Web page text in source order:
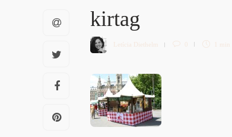
kirtag
Letícia Diethelm 0 1 min